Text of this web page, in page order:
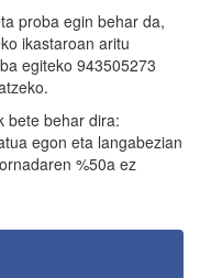
proba egin behar da,
ikastaroan aritu
egiteko 943505273
bete behar dira:
egon eta langabezian
%50a ez